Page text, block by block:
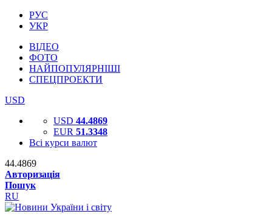
РУС
УКР
ВІДЕО
ФОТО
НАЙПОПУЛЯРНІШІ
СПЕЦПРОЕКТИ
USD
USD 44.4869
EUR 51.3348
Всі курси валют
44.4869
Авторизація
Пошук
RU